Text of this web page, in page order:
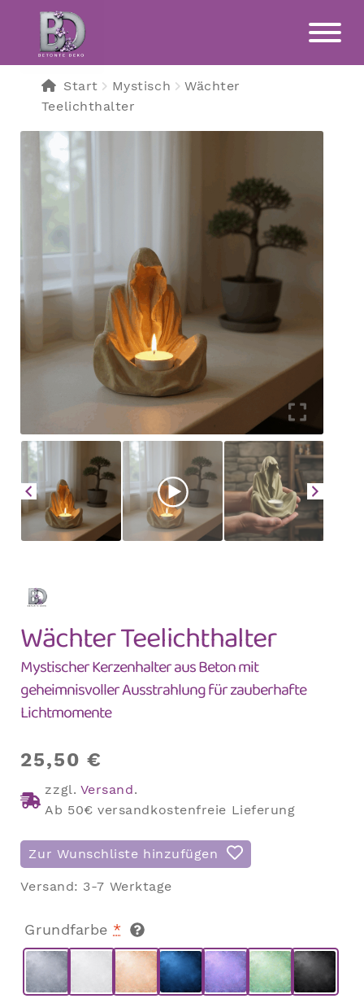
Navigation
springen
Inhalt
springen
Start Mystisch
Wächter
Teelichthalter
Wächter Teelichthalter
Mystischer Kerzenhalter aus Beton mit
geheimnisvoller Ausstrahlung für zauberhafte
Lichtmomente
25,50€
zzgl. Versand.
Ab 50€ versandkostenfreie Lieferung
Zur Wunschliste hinzufügen
Versand: 3-7 Werktage
Grundfarbe *